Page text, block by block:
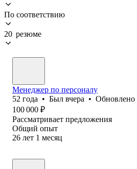
По соответствию
20 резюме
Менеджер по персоналу
52 года • Был вчера • Обновлено
100 000 ₽
Рассматривает предложения
Общий опыт
26 лет 1 месяц